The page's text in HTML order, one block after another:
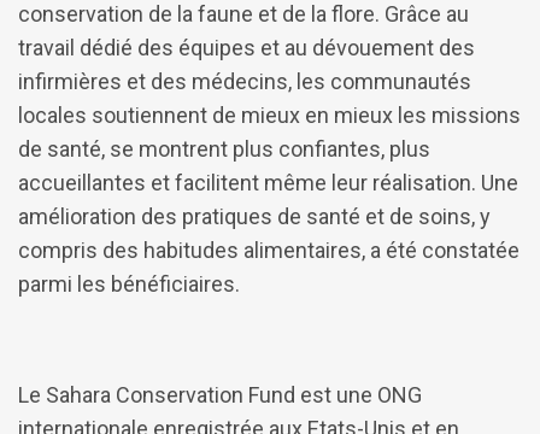
conservation de la faune et de la flore. Grâce au
travail dédié des équipes et au dévouement des
infirmières et des médecins, les communautés
locales soutiennent de mieux en mieux les missions
de santé, se montrent plus confiantes, plus
accueillantes et facilitent même leur réalisation. Une
amélioration des pratiques de santé et de soins, y
compris des habitudes alimentaires, a été constatée
parmi les bénéficiaires.
Le Sahara Conservation Fund est une ONG